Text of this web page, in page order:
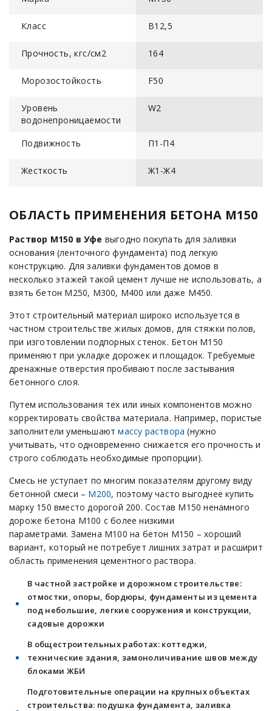
Класс B12,5
Прочность, кгс/см2 164
Морозостойкость F50
Уровень
водонепроницаемости
W2
Подвижность П1-П4
Жесткость Ж1-Ж4
ОБЛАСТЬ ПРИМЕНЕНИЯ БЕТОНА М150
Раствор М150 в Уфе выгодно покупать для заливки
основания (ленточного фундамента) под легкую
конструкцию. Для заливки фундаментов домов в
несколько этажей такой цемент лучше не использовать, а
взять бетон М250, М300, М400 или даже М450.
Этот строительный материал широко используется в
частном строительстве жилых домов, для стяжки полов,
при изготовлении подпорных стенок. Бетон М150
применяют при укладке дорожек и площадок. Требуемые
дренажные отверстия пробивают после застывания
бетонного слоя.
Путем использования тех или иных компонентов можно
корректировать свойства материала. Например, пористые
заполнители уменьшаютмассу раствора (нужно
учитывать, что одновременно снижается его прочность и
строго соблюдать необходимые пропорции).
Смесь не уступает по многим показателям другому виду
бетонной смеси – М200, поэтому часто выгоднее купить
марку 150 вместо дорогой 200. Состав М150 ненамного
дороже бетона М100 с более низкими
параметрами. Замена М100 на бетон М150 – хороший
вариант, который не потребует лишних затрат и расширит
область применения цементного раствора.
В частной застройке и дорожном строительстве:
отмостки, опоры, бордюры, фундаменты из цемента
под небольшие, легкие сооружения и конструкции,
садовые дорожки
В общестроительных работах: коттеджи,
технические здания, замоноличивание швов между
блоками ЖБИ
Подготовительные операции на крупных объектах
строительства: подушка фундамента, заливка